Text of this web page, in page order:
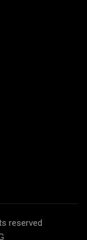
reserved